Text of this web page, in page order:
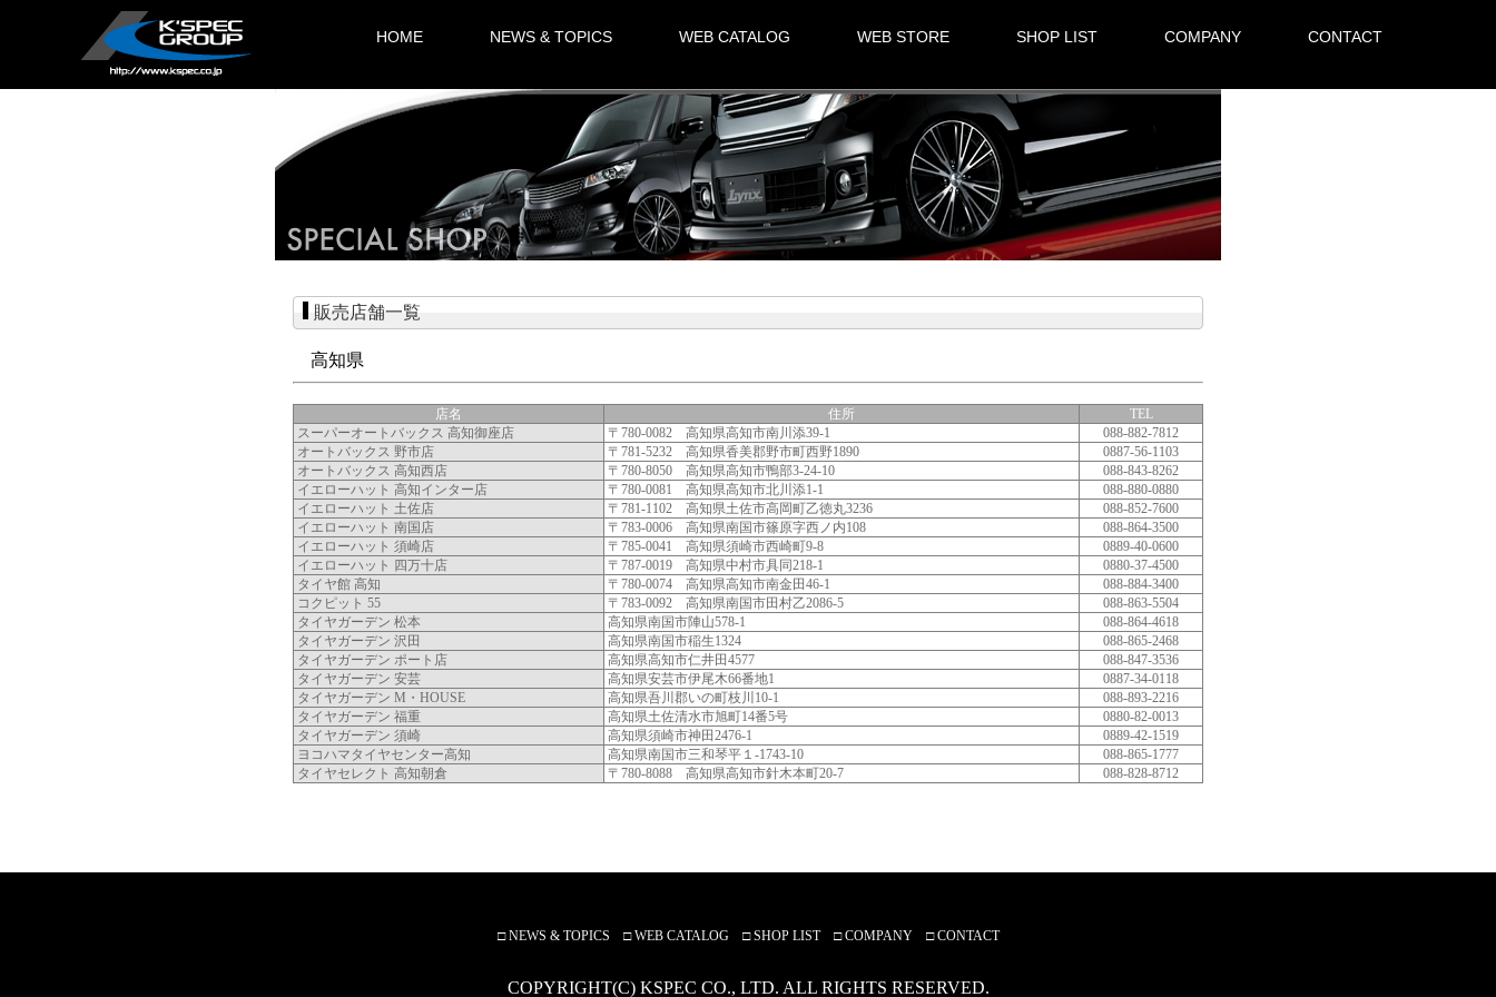
HOME NEWS & TOPICS WEB CATALOG WEB STORE SHOP LIST COMPANY CONTACT
販売店舗一覧
高知県
店名 住所
TEL
スーパーオートバックス 高知御座店
〒780-0082 高知県高知市南川添39-1
088-882-7812
オートバックス 野市店
〒781-5232 高知県香美郡野市町西野1890
0887-56-1103
オートバックス 高知西店
〒780-8050 高知県高知市鴨部3-24-10
088-843-8262
イエローハット 高知インター店
〒780-0081 高知県高知市北川添1-1
088-880-0880
イエローハット 土佐店
〒781-1102 高知県土佐市高岡町乙徳丸3236
088-852-7600
イエローハット 南国店
〒783-0006 高知県南国市篠原字西ノ内108
088-864-3500
イエローハット 須崎店
〒785-0041 高知県須崎市西崎町9-8
0889-40-0600
イエローハット 四万十店
〒787-0019 高知県中村市具同218-1
0880-37-4500
タイヤ館 高知
〒780-0074 高知県高知市南金田46-1
088-884-3400
コクピット 55 〒783-0092 高知県南国市田村乙2086-5
088-863-5504
タイヤガーデン 松本
高知県南国市陣山578-1
088-864-4618
タイヤガーデン 沢田
高知県南国市稲生1324
088-865-2468
タイヤガーデン ポート店
高知県高知市仁井田4577
088-847-3536
タイヤガーデン 安芸
高知県安芸市伊尾木66番地1
0887-34-0118
タイヤガーデン M・HOUSE
高知県吾川郡いの町枝川10-1
088-893-2216
タイヤガーデン 福重
高知県土佐清水市旭町14番5号
0880-82-0013
タイヤガーデン 須崎
高知県須崎市神田2476-1
0889-42-1519
ヨコハマタイヤセンター高知
高知県南国市三和琴平１-1743-10
088-865-1777
タイヤセレクト 高知朝倉 〒780-8088 高知県高知市針木本町20-7 088-828-8712
□NEWS & TOPICS □WEB CATALOG□SHOP LIST□COMPANY□CONTACT
COPYRIGHT(C) KSPEC CO., LTD. ALL RIGHTS RESERVED.